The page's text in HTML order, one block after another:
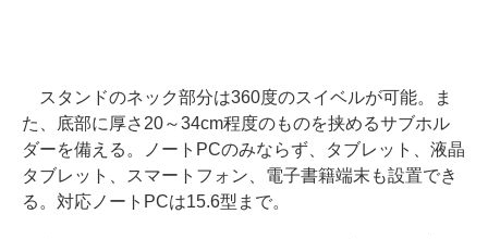
スタンドのネック部分は360度のスイベルが可能。ま
た、底部に厚さ20～34cm程度のものを挟めるサブホル
ダーを備える。ノートPCのみならず、タブレット、液晶
タブレット、スマートフォン、電子書籍端末も設置でき
る。対応ノートPCは15.6型まで。